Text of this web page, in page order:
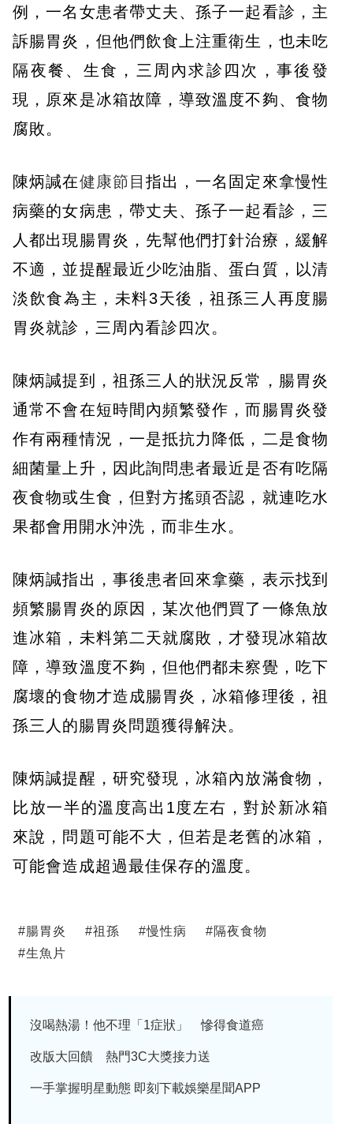
例，一名女患者帶丈夫、孫子一起看診，主
訴腸胃炎，但他們飲食上注重衛生，也未吃
隔夜餐、生食，三周內求診四次，事後發
現，原來是冰箱故障，導致溫度不夠、食物
腐敗。
陳炳諴在健康節目 指出，一名固定來拿慢性
病藥的女病患，帶丈夫、孫子一起看診，三
人都出現腸胃炎，先幫他們打針治療，緩解
不適，並提醒最近少吃油脂、蛋白質，以清
淡飲食為主，未料3天後，祖孫三人再度腸
胃炎就診，三周內看診四次。
陳炳諴提到，祖孫三人的狀況反常，腸胃炎
通常不會在短時間內頻繁發作，而腸胃炎發
作有兩種情況，一是抵抗力降低，二是食物
細菌量上升，因此詢問患者最近是否有吃隔
夜食物或生食，但對方搖頭否認，就連吃水
果都會用開水沖洗，而非生水。
陳炳諴指出，事後患者回來拿藥，表示找到
頻繁腸胃炎的原因，某次他們買了一條魚放
進冰箱，未料第二天就腐敗，才發現冰箱故
障，導致溫度不夠，但他們都未察覺，吃下
腐壞的食物才造成腸胃炎，冰箱修理後，祖
孫三人的腸胃炎問題獲得解決。
陳炳諴提醒，研究發現，冰箱內放滿食物，
比放一半的溫度高出1度左右，對於新冰箱
來說，問題可能不大，但若是老舊的冰箱，
可能會造成超過最佳保存的溫度。
#腸胃炎 #祖孫 #慢性病 #隔夜食物
#生魚片
沒喝熱湯！他不理「1症狀」 慘得食道癌
改版大回饋 熱門3C大獎接力送
一手掌握明星動態 即刻下載娛樂星聞APP